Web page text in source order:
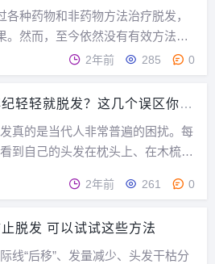
种药物和非药物方法治疗脱发，
。然而，至今依然没有有效方法。
了一项通过iPS干细胞实现毛囊再生
尚不成熟，还存在许多问题，临床
这项诺奖技...
2年前 285 0
轻轻就脱发？这几个误区你是
真的是当代人非常普遍的困扰。每
到自己的头发在枕头上、在木梳
的头上，哪里都是头发。如此种种，
：每次洗头时都看到秀发大把大把
，真的是非常令人焦虑的一件事
2年前 261 0
止脱发 可以试试这些方法
线“后移”、发量减少、头发干枯分